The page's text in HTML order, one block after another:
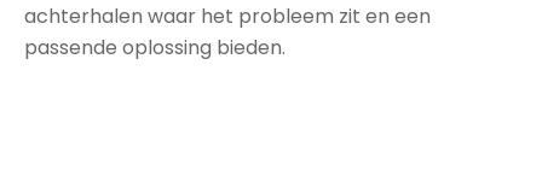
achterhalen waar het probleem zit en een
passende oplossing bieden.